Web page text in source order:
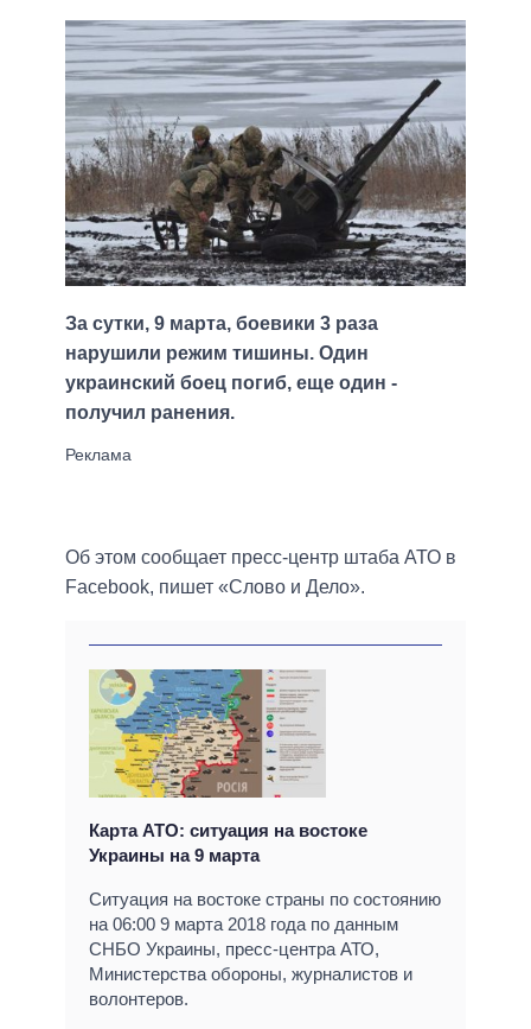
За сутки, 9 марта, боевики 3 раза
нарушили режим тишины. Один
украинский боец погиб, еще один -
получил ранения.
Об этом сообщает пресс-центр штаба АТО в
Facebook, пишет «Слово и Дело».
Карта АТО: ситуация на востоке
Украины на 9 марта
Ситуация на востоке страны по состоянию
на 06:00 9 марта 2018 года по данным
СНБО Украины, пресс-центра АТО,
Министерства обороны, журналистов и
волонтеров.